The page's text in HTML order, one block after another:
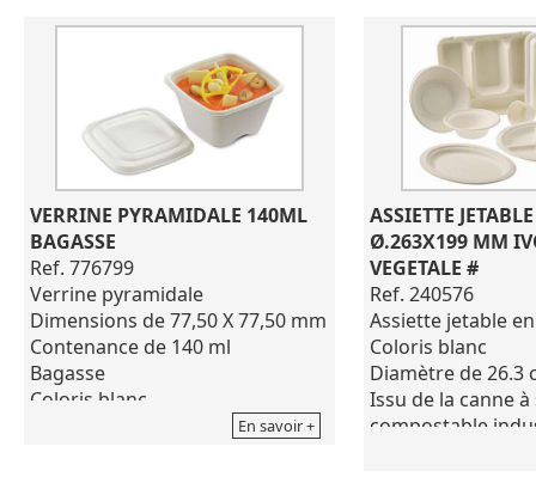
VERRINE PYRAMIDALE 140ML
BAGASSE
Ref. 776799
Verrine pyramidale
Dimensions de 77,50 X 77,50 mm
Contenance de 140 ml
Bagasse
Coloris blanc
En savoir +
ASSIETTE
Ø.263X199 MM
VEGETALE #
Ref. 240576
Assiette jetable
Coloris blanc
Diamètre de 26.3
Issu de la canne à
compostable